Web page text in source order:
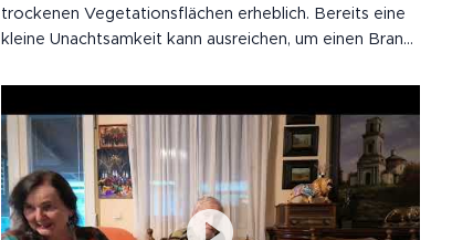
trockenen Vegetationsflächen erheblich. Bereits eine
kleine Unachtsamkeit kann ausreichen, um einen Brand
bereits mehrfach vorgekommen ist, kam es zu
mehreren Bränden auf Wiesen, Feldern und in...